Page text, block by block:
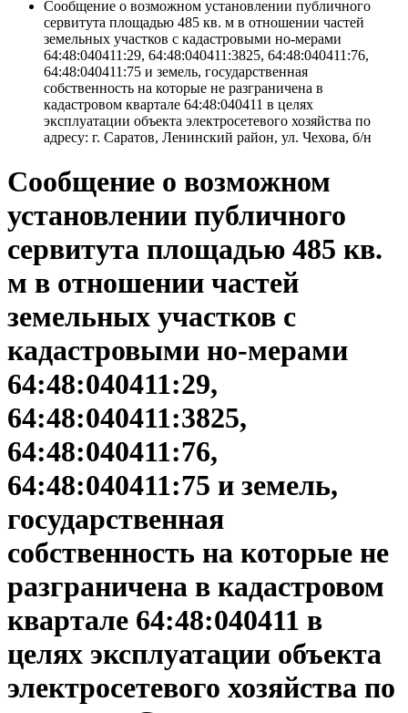
Сообщение о возможном установлении публичного
сервитута площадью 485 кв. м в отношении частей
земельных участков с кадастровыми но-мерами
64:48:040411:29, 64:48:040411:3825, 64:48:040411:76,
64:48:040411:75 и земель, государственная
собственность на которые не разграничена в
кадастровом квартале 64:48:040411 в целях
эксплуатации объекта электросетевого хозяйства по
адресу: г. Саратов, Ленинский район, ул. Чехова, б/н
Сообщение о возможном
установлении публичного
сервитута площадью 485 кв.
м в отношении частей
земельных участков с
кадастровыми но-мерами
64:48:040411:29,
64:48:040411:3825,
64:48:040411:76,
64:48:040411:75 и земель,
государственная
собственность на которые не
разграничена в кадастровом
квартале 64:48:040411 в
целях эксплуатации объекта
электросетевого хозяйства по